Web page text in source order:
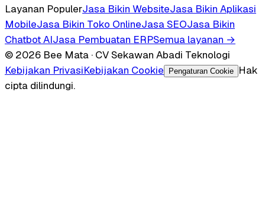
Layanan PopulerJasa Bikin WebsiteJasa Bikin Aplikasi
MobileJasa Bikin Toko OnlineJasa SEOJasa Bikin
Chatbot AIJasa Pembuatan ERPSemua layanan →
© 2026 Bee Mata · CV Sekawan Abadi Teknologi
Kebijakan PrivasiKebijakan Cookie Pengaturan Cookie
Hak
cipta dilindungi.